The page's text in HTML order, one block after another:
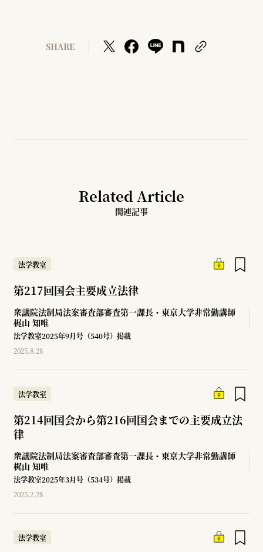
SHARE
Related Article
関連記事
法学教室
第217回国会主要成立法律
衆議院法制局法案審査部審査第一課長・東京大学非常勤講師
梶山 知唯
法学教室2025年9月号（540号）掲載
2025.8.28
法学教室
第214回国会から第216回国会までの主要成立法
律
衆議院法制局法案審査部審査第一課長・東京大学非常勤講師
梶山 知唯
法学教室2025年3月号（534号）掲載
2025.2.28
法学教室